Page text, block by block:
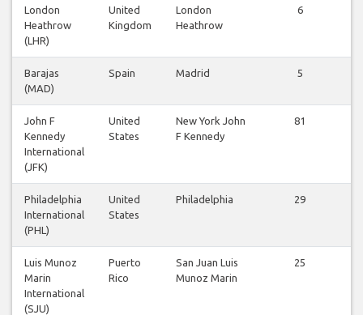
London
Heathrow
(LHR)
United
Kingdom
London
Heathrow
6
Barajas
(MAD)
Spain Madrid
5
John F
Kennedy
International
(JFK)
United
States
New York John
F Kennedy
81
Philadelphia
International
(PHL)
United
States
Philadelphia
29
Luis Munoz
Marin
International
(SJU)
Puerto
Rico
San Juan Luis
Munoz Marin
25